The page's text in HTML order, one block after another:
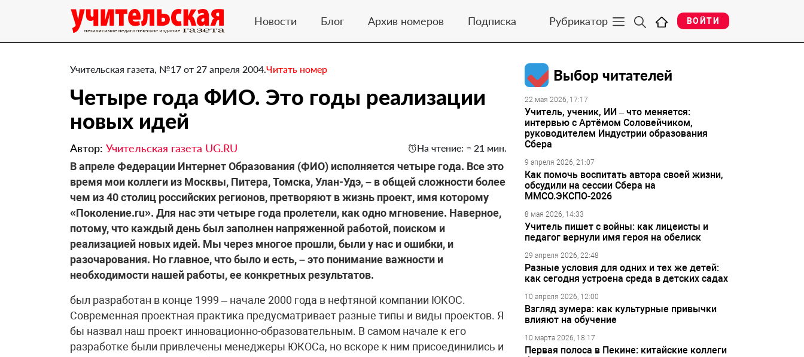
Новости Блог Архив номеров Подписка Рубрикатор ВОЙТИ
Учительская газета, №17 от 27 апреля 2004.Читать номер
Четыре года ФИО. Это годы реализации
новых идей
Автор: Учительская газета UG.RU На чтение: ≈ 21 мин.
В апреле Федерации Интернет Образования (ФИО) исполняется четыре года. Все это
время мои коллеги из Москвы, Питера, Томска, Улан-Удэ, – в общей сложности более
чем из 40 столиц российских регионов, претворяют в жизнь проект, имя которому
«Поколение.ru». Для нас эти четыре года пролетели, как одно мгновение. Наверное,
потому, что каждый день был заполнен напряженной работой, поиском и
реализацией новых идей. Мы через многое прошли, были у нас и ошибки, и
разочарования. Но главное, что было и есть, – это понимание важности и
необходимости нашей работы, ее конкретных результатов.
был разработан в конце 1999 – начале 2000 года в нефтяной компании ЮКОС.
Современная проектная практика предусматривает разные типы и виды проектов. Я
бы назвал наш проект инновационно-образовательным. В самом начале к его
разработке были привлечены менеджеры ЮКОСа, но вскоре к ним присоединились и
Выбор читателей
22 мая 2026, 17:17
Учитель, ученик, ИИ – что меняется:
интервью с Артёмом Соловейчиком,
руководителем Индустрии образования
Сбера
9 апреля 2026, 21:07
Как помочь воспитать автора своей жизни,
обсудили на сессии Сбера на
ММСО.ЭКСПО-2026
8 мая 2026, 14:33
Учитель пишет с войны: как лицеисты и
педагог вернули имя героя на обелиск
29 апреля 2026, 22:48
Разные условия для одних и тех же детей:
как сегодня устроена среда в детских садах
10 апреля 2026, 12:00
Взгляд зумера: как культурные привычки
влияют на обучение
10 марта 2026, 18:17
Первая полоса в Пекине: китайские коллеги